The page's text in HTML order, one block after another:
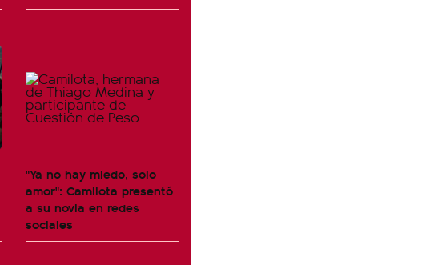
"Ya no hay miedo, solo
amor": Camilota presentó
a su novia en redes
sociales